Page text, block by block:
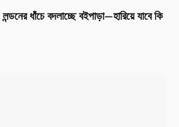
ধাঁচে বদলাচ্ছে বইপাড়া—হারিয়ে যাবে কি